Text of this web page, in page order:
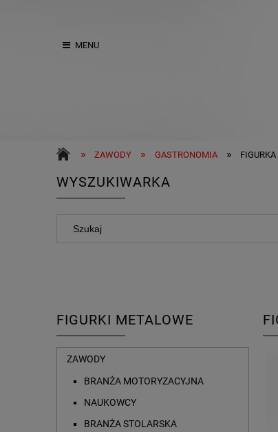
MENU
» ZAWODY » GASTRONOMIA »
WYSZUKIWARKA
FIGURKI METALOWE
ZAWODY
BRANŻA MOTORYZACYJNA
NAUKOWCY
BRANŻA STOLARSKA